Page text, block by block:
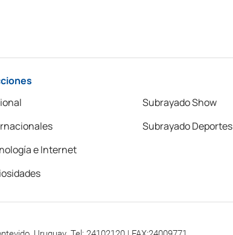
e Internet
Subrayado Show
Subrayado Deportes